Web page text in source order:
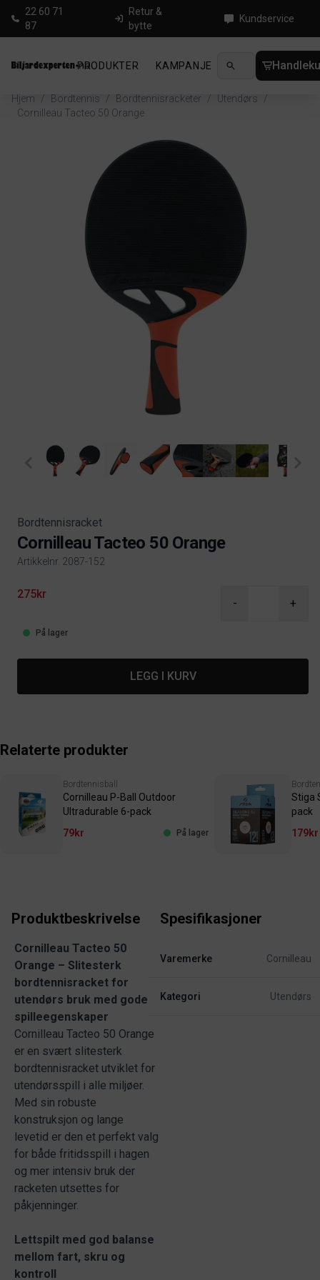
22 60 71
87
Retur &
bytte
Kundservice
PRODUKTER KAMPANJE NYHETER
Hjem / Bordtennis / Bordtennisracketer / Utendørs
/
Cornilleau Tacteo 50 Orange
Bordtennisracket
Cornilleau Tacteo 50 Orange
Artikkelnr. 2087-152
Product information
275kr
- +
På lager
LEGG I KURV
Relaterte produkter
Bordtennisball
Cornilleau P-Ball Outdoor
Ultradurable 6-pack
79kr
På lager
Stiga
pack
179kr
Produktbeskrivelse
Cornilleau Tacteo 50
Orange – Slitesterk
bordtennisracket for
utendørs bruk med gode
spilleegenskaper
Cornilleau Tacteo 50 Orange
er en svært slitesterk
bordtennisracket utviklet for
utendørsspill i alle miljøer.
Med sin robuste
konstruksjon og lange
levetid er den et perfekt valg
for både fritidsspill i hagen
og mer intensiv bruk der
racketen utsettes for
påkjenninger.
Lettspilt med god balanse
mellom fart, skru og
kontroll
Spesifikasjoner
Varemerke Cornilleau
Kategori Utendørs